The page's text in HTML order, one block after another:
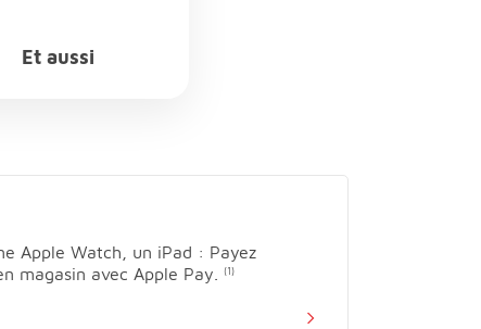
Et aussi
Apple Watch, un iPad : Payez
magasin avec Apple Pay.
(1)